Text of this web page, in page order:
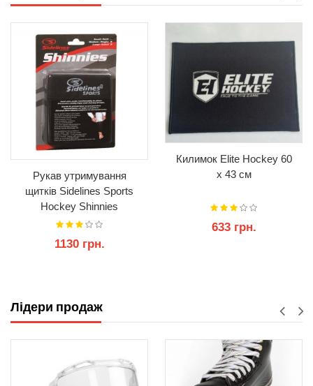
Рукав утримування
щитків Sidelines Sports
Hockey Shinnies
1130 грн.
Килимок Elite Hockey 60
x 43 см
633 грн.
Лідери продаж